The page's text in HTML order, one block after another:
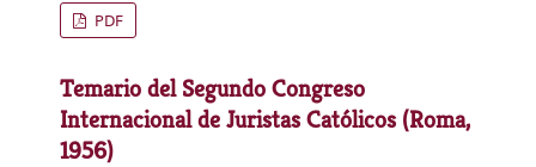
PDF
Temario del Segundo Congreso
Internacional de Juristas Católicos (Roma,
1956)